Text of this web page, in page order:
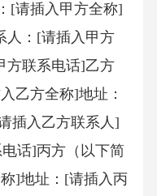
[请插入甲方全称]
人：[请插入甲方
方联系电话]乙方
乙方全称]地址：
插入乙方联系人]
话]丙方（以下简
]地址：[请插入丙